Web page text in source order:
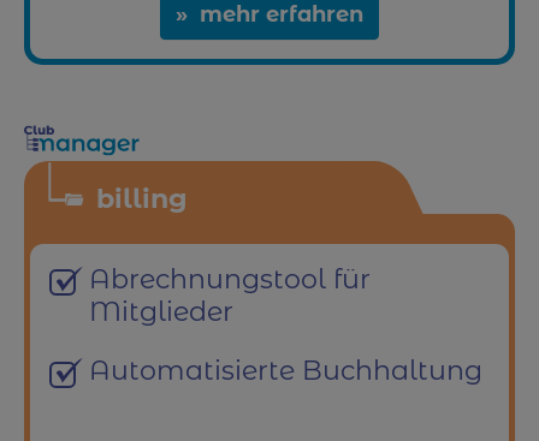
mehr erfahren
billing
Abrechnungstool für
Mitglieder
Automatisierte Buchhaltung